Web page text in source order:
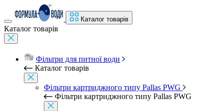
Каталог товарів
Каталог товарів
Фільтри для питної води
Каталог товарів
Фільтри картриджного типу Pallas PWG
Фільтри картриджного типу Pallas PWG